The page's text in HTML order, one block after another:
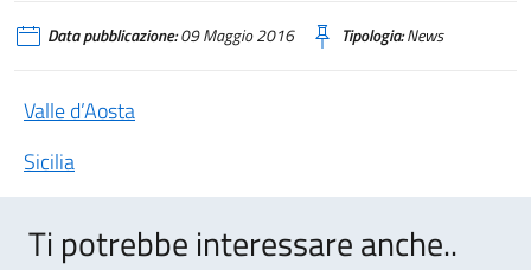
Data pubblicazione:09 Maggio 2016 Tipologia:News
Valle d’Aosta
Sicilia
Ti potrebbe interessare anche..